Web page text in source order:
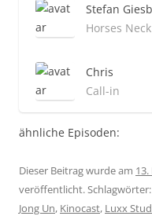
Stefan
Horses Neck
Chris
Call-in
ähnliche Episoden:
Dieser Beitrag wurde am
veröffentlicht. Schlagwörter:
Jong Un, Kinocast, Luxx